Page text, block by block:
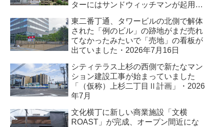
ターにはサンドウィッチマンが起用さ
東二番丁通、タワービルの北側で解体
された「例のビル」の跡地がまだ売れ
てなかったみたいで「売地」の看板が
出ていました・2026年7月16日
シティテラス上杉の西側で新たなマン
ション建設工事が始まっていました
「（仮称）上杉二丁目Ⅱ計画」・2026
年7月
文化横丁に新しい商業施設「文横
ROAST」が完成、オープン間近にな